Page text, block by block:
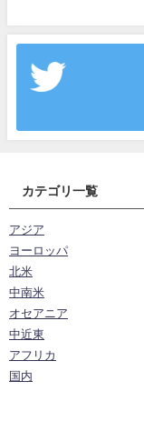
カテゴリ一覧
アジア
ヨーロッパ
北米
中南米
オセアニア
中近東
アフリカ
国内